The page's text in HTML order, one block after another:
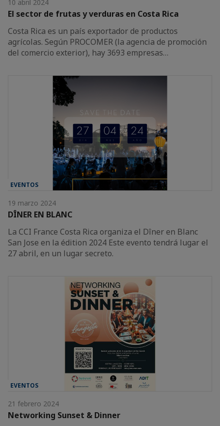
10 abril 2024
El sector de frutas y verduras en Costa Rica
Costa Rica es un país exportador de productos
agrícolas. Según PROCOMER (la agencia de promoción
del comercio exterior), hay 3693 empresas…
EVENTOS
19 marzo 2024
DÎNER EN BLANC
La CCI France Costa Rica organiza el Dîner en Blanc
San Jose en la édition 2024 Este evento tendrá lugar el
27 abril, en un lugar secreto.
EVENTOS
21 febrero 2024
Networking Sunset & Dinner